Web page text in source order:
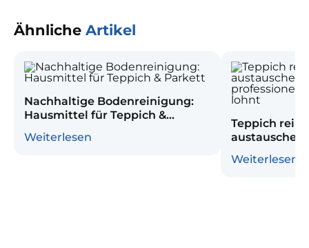
Ähnliche Artikel
Nachhaltige Bodenreinigung:
Hausmittel für Teppich &
Weiterlesen
Teppich
lohnt
Weiterlesen